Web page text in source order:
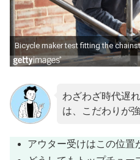
わざわざ時代遅
は、こだわりが強
アウター受けはこの位置